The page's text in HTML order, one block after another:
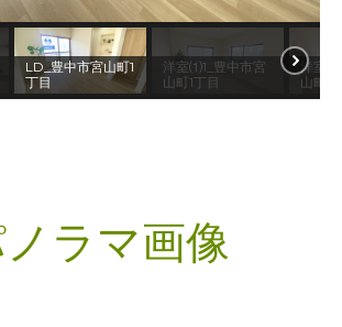
LD_豊中市宮山町1
丁目
洋室⑴1_豊中市宮
山町1丁目
洋室
山町1
ラマ画像